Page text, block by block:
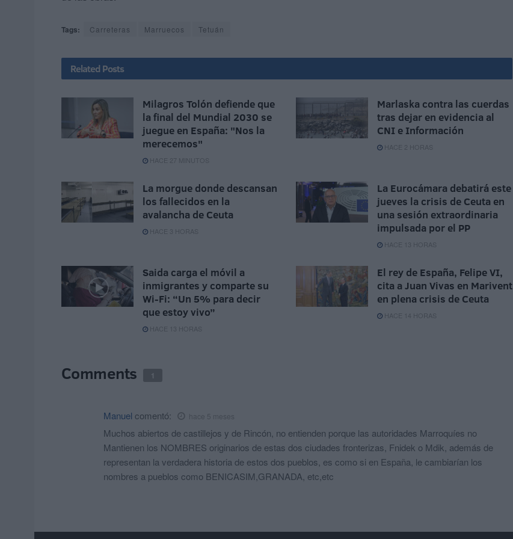
Tags: Carreteras Marruecos Tetuán
Related Posts
Milagros Tolón defiende que
la final del Mundial 2030 se
juegue en España: "Nos la
merecemos"
HACE 27 MINUTOS
Marlaska contra las cuerdas
tras dejar en evidencia al
CNI e Información
HACE 2 HORAS
La morgue donde descansan
los fallecidos en la
avalancha de Ceuta
HACE 3 HORAS
La Eurocámara debatirá este
jueves la crisis de Ceuta en
una sesión extraordinaria
impulsada por el PP
HACE 13 HORAS
Saida carga el móvil a
inmigrantes y comparte su
Wi-Fi: “Un 5% para decir
que estoy vivo”
HACE 13 HORAS
El rey de España, Felipe VI,
cita a Juan Vivas en Marivent
en plena crisis de Ceuta
HACE 14 HORAS
Comments 1
Manuel comentó: hace 5 meses
Muchos abiertos de castillejos y de Rincón, no entienden porque las autoridades Marroquíes no
Mantienen los NOMBRES originarios de estas dos ciudades fronterizas, Fnidek o Mdik, además de
representan la verdadera historia de estos dos pueblos, es como si en España, le cambiarían los
nombres a pueblos como BENICASIM,GRANADA, etc,etc